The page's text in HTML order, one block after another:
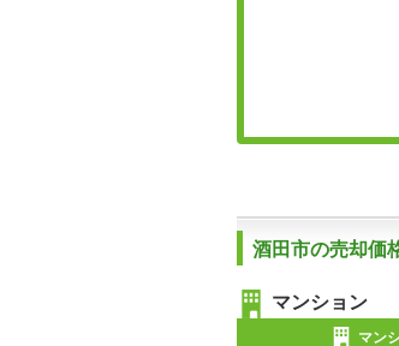
酒田市の売却価
マンション
マン